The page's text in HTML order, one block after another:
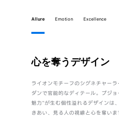
心を奪うデザイン
ライオンモチーフのシグネチャー
ダンで官能的なディテール。プジ
魅力"が生む個性溢れるデザインは
きあい、見る人の視線と心を奪いま
Allure Emotion Excellence